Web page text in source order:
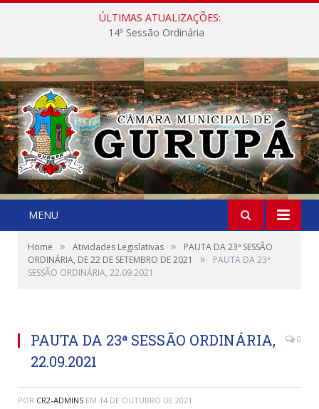
ÚLTIMAS ATUALIZAÇÕES:
14ª Sessão Ordinária
MENU
Home » Atividades Legislativas »
PAUTA DA 23ª SESSÃO
ORDINÁRIA, DE 22 DE SETEMBRO DE 2021
»
PAUTA DA 23ª
SESSÃO ORDINÁRIA, 22.09.2021
PAUTA DA 23ª SESSÃO ORDINÁRIA,
22.09.2021
0
POR CR2-ADMIN5 EM 14 DE OUTUBRO DE 2021